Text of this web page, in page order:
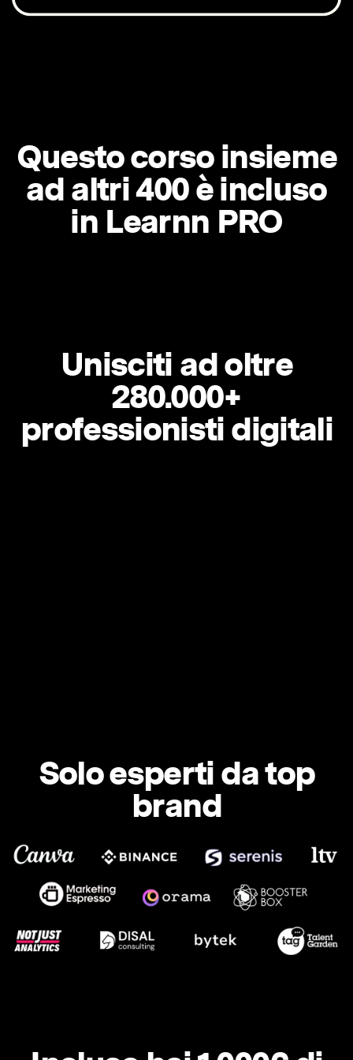
Questo corso insieme
ad altri 400 è incluso
in Learnn PRO
Unisciti ad oltre
280.000+
professionisti digitali
Solo esperti da top
brand